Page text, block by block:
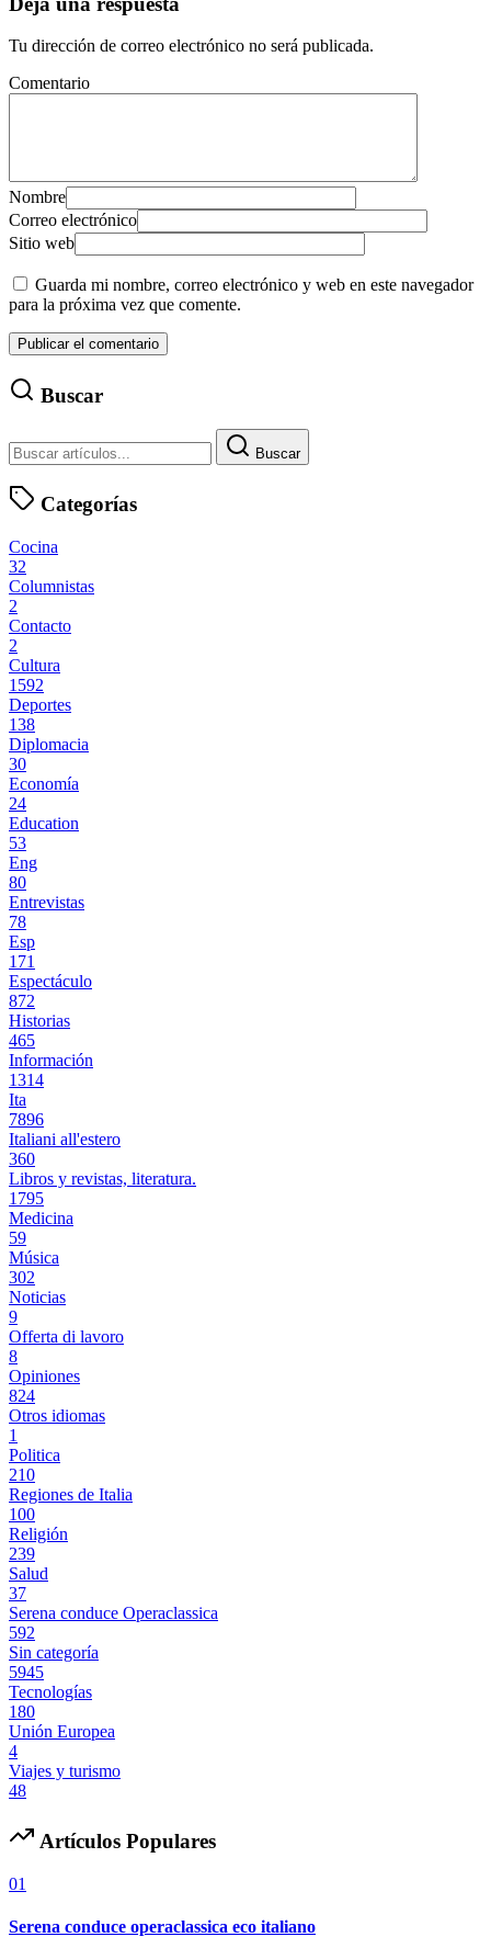
Tu dirección de correo electrónico no será publicada.
Comentario
Nombre
Correo electrónico
Sitio web
Guarda mi nombre, correo electrónico y web en este navegador
para la próxima vez que comente.
Buscar
Buscar
Categorías
Cocina
32
Columnistas
2
Contacto
2
Cultura
1592
Deportes
138
Diplomacia
30
Economía
24
Education
53
Eng
80
Entrevistas
78
Esp
171
Espectáculo
872
Historias
465
Información
1314
Ita
7896
Italiani all'estero
360
Libros y revistas, literatura.
1795
Medicina
59
Música
302
Noticias
9
Offerta di lavoro
8
Opiniones
824
Otros idiomas
1
Politica
210
Regiones de Italia
100
Religión
239
Salud
37
Serena conduce Operaclassica
592
Sin categoría
5945
Tecnologías
180
Unión Europea
4
Viajes y turismo
48
Artículos Populares
01
Serena conduce operaclassica eco italiano